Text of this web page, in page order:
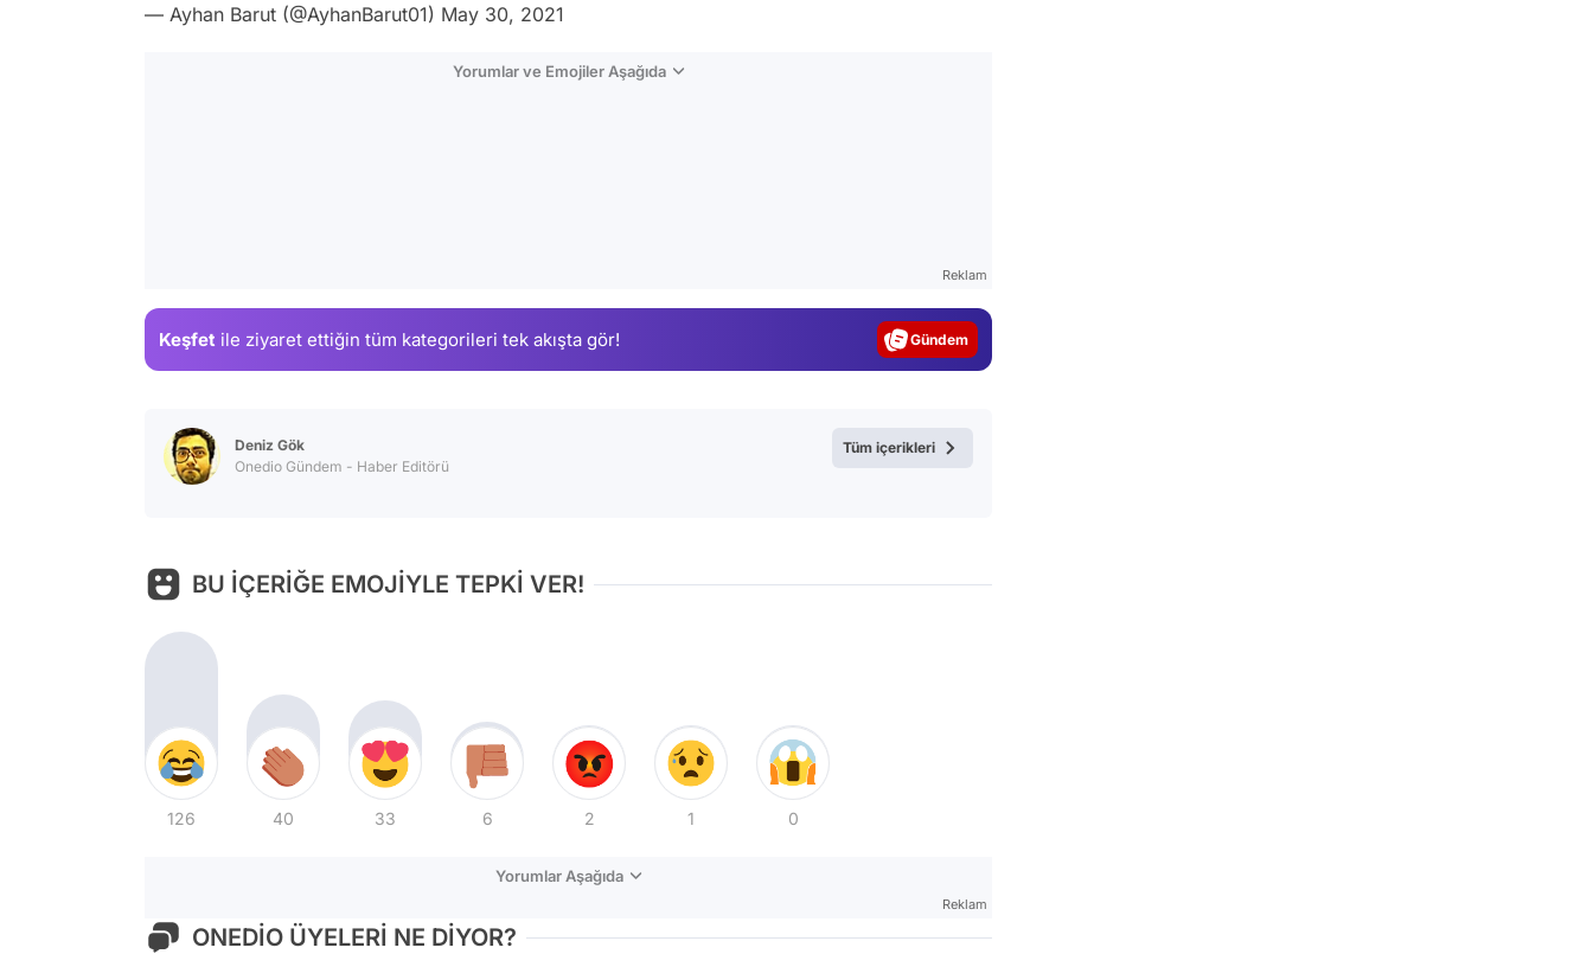
— Ayhan Barut (@AyhanBarut01) May 30, 2021
Yorumlar ve Emojiler Aşağıda
Reklam
Keşfet ile ziyaret ettiğin tüm kategorileri tek akışta gör! Gündem
Test
Deniz Gök
Onedio Gündem - Haber Editörü
Tüm içerikleri
BU İÇERİĞE EMOJİYLE TEPKİ VER!
126 40 33 6 2 1 0
Yorumlar Aşağıda
Reklam
ONEDİO ÜYELERİ NE DİYOR?